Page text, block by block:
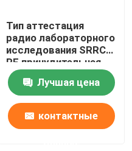
Тип аттестация
радио лабораторного
исследования SRRC
RF принудительная
Лучшая цена
контактные